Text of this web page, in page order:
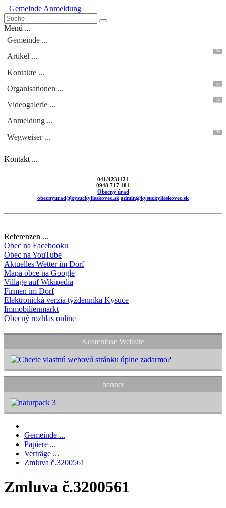
Gemeinde Anmeldung
Menü ...
Gemeinde ...
Artikel ...
84
Kontakte ...
Organisationen ...
57
Videogalerie ...
18
Anmeldung ...
Wegweiser ...
95
Kontakt ...
041/4231121
0948 717 101
Obecný úrad
obecnyurad@kysuckylieskovec.sk admin@kysuckylieskovec.sk
Referenzen ...
Obec na Facebooku
Obec na YouTube
Aktuelles Wetter im Dorf
Mapa obce na Google
Village auf Wikipedia
Firmen im Dorf
Elektronická verzia týždenníka Kysuce
Immobilienmarkt
Obecný rozhlas online
Kostenlose Website
banner
Gemeinde ...
Papiere ...
Verträge ...
Zmluva č.3200561
Zmluva č.3200561